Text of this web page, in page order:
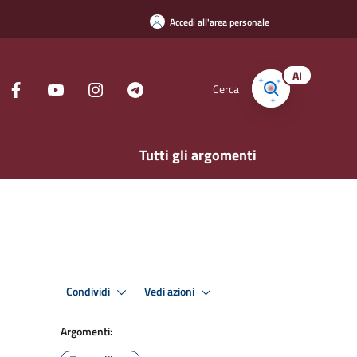
Accedi all'area personale
Cerca
AI
Tutti gli argomenti
Condividi Vedi azioni
Argomenti: